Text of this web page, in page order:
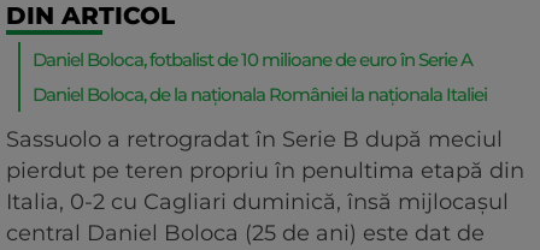
DIN ARTICOL
Daniel Boloca, fotbalist de 10 milioane de euro în Serie A
Daniel Boloca, de la naționala României la naționala Italiei
Sassuolo a retrogradat în Serie B după meciul
pierdut pe teren propriu în penultima etapă din
Italia, 0-2 cu Cagliari duminică, însă mijlocașul
central Daniel Boloca (25 de ani) este dat de